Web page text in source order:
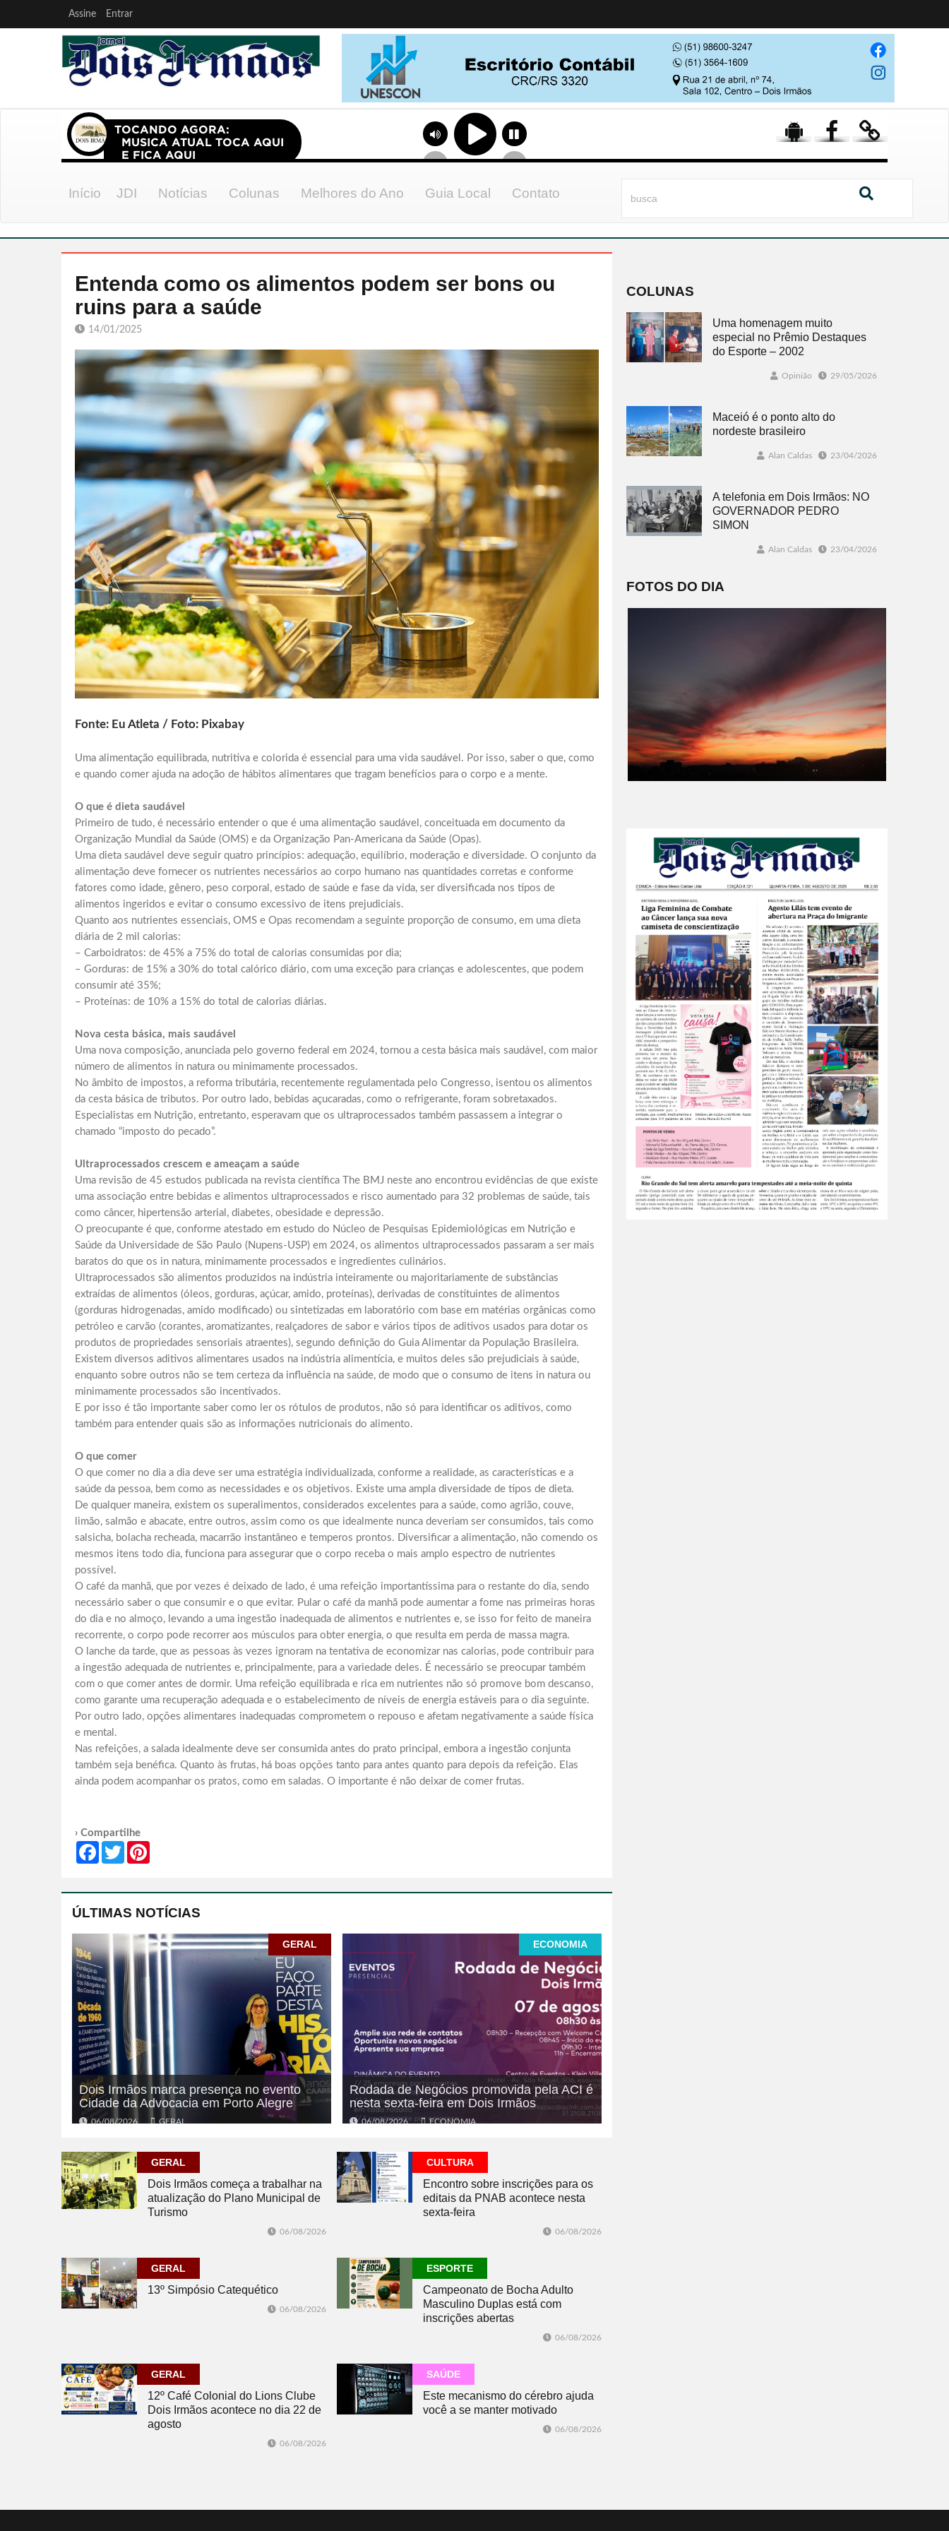
Assine Entrar
Início JDI Notícias Colunas Melhores do Ano Guia Local Contato
Entenda como os alimentos podem ser bons ou
ruins para a saúde
14/01/2025
Fonte: Eu Atleta / Foto: Pixabay
Uma alimentação equilibrada, nutritiva e colorida é essencial para uma vida saudável. Por isso, saber o que, como
e quando comer ajuda na adoção de hábitos alimentares que tragam benefícios para o corpo e a mente.
O que é dieta saudável
Primeiro de tudo, é necessário entender o que é uma alimentação saudável, conceituada em documento da
Organização Mundial da Saúde (OMS) e da Organização Pan-Americana da Saúde (Opas).
Uma dieta saudável deve seguir quatro princípios: adequação, equilíbrio, moderação e diversidade. O conjunto da
alimentação deve fornecer os nutrientes necessários ao corpo humano nas quantidades corretas e conforme
fatores como idade, gênero, peso corporal, estado de saúde e fase da vida, ser diversificada nos tipos de
alimentos ingeridos e evitar o consumo excessivo de itens prejudiciais.
Quanto aos nutrientes essenciais, OMS e Opas recomendam a seguinte proporção de consumo, em uma dieta
diária de 2 mil calorias:
– Carboidratos: de 45% a 75% do total de calorias consumidas por dia;
– Gorduras: de 15% a 30% do total calórico diário, com uma exceção para crianças e adolescentes, que podem
consumir até 35%;
– Proteínas: de 10% a 15% do total de calorias diárias.
Nova cesta básica, mais saudável
Uma nova composição, anunciada pelo governo federal em 2024, tornou a cesta básica mais saudável, com maior
número de alimentos in natura ou minimamente processados.
No âmbito de impostos, a reforma tributária, recentemente regulamentada pelo Congresso, isentou os alimentos
da cesta básica de tributos. Por outro lado, bebidas açucaradas, como o refrigerante, foram sobretaxados.
Especialistas em Nutrição, entretanto, esperavam que os ultraprocessados também passassem a integrar o
chamado “imposto do pecado”.
Ultraprocessados crescem e ameaçam a saúde
Uma revisão de 45 estudos publicada na revista científica The BMJ neste ano encontrou evidências de que existe
uma associação entre bebidas e alimentos ultraprocessados e risco aumentado para 32 problemas de saúde, tais
como câncer, hipertensão arterial, diabetes, obesidade e depressão.
O preocupante é que, conforme atestado em estudo do Núcleo de Pesquisas Epidemiológicas em Nutrição e
Saúde da Universidade de São Paulo (Nupens-USP) em 2024, os alimentos ultraprocessados passaram a ser mais
baratos do que os in natura, minimamente processados e ingredientes culinários.
Ultraprocessados são alimentos produzidos na indústria inteiramente ou majoritariamente de substâncias
extraídas de alimentos (óleos, gorduras, açúcar, amido, proteínas), derivadas de constituintes de alimentos
(gorduras hidrogenadas, amido modificado) ou sintetizadas em laboratório com base em matérias orgânicas como
petróleo e carvão (corantes, aromatizantes, realçadores de sabor e vários tipos de aditivos usados para dotar os
produtos de propriedades sensoriais atraentes), segundo definição do Guia Alimentar da População Brasileira.
Existem diversos aditivos alimentares usados na indústria alimentícia, e muitos deles são prejudiciais à saúde,
enquanto sobre outros não se tem certeza da influência na saúde, de modo que o consumo de itens in natura ou
minimamente processados são incentivados.
E por isso é tão importante saber como ler os rótulos de produtos, não só para identificar os aditivos, como
também para entender quais são as informações nutricionais do alimento.
O que comer
O que comer no dia a dia deve ser uma estratégia individualizada, conforme a realidade, as características e a
saúde da pessoa, bem como as necessidades e os objetivos. Existe uma ampla diversidade de tipos de dieta.
De qualquer maneira, existem os superalimentos, considerados excelentes para a saúde, como agrião, couve,
limão, salmão e abacate, entre outros, assim como os que idealmente nunca deveriam ser consumidos, tais como
salsicha, bolacha recheada, macarrão instantâneo e temperos prontos. Diversificar a alimentação, não comendo os
mesmos itens todo dia, funciona para assegurar que o corpo receba o mais amplo espectro de nutrientes
possível.
O café da manhã, que por vezes é deixado de lado, é uma refeição importantíssima para o restante do dia, sendo
necessário saber o que consumir e o que evitar. Pular o café da manhã pode aumentar a fome nas primeiras horas
do dia e no almoço, levando a uma ingestão inadequada de alimentos e nutrientes e, se isso for feito de maneira
recorrente, o corpo pode recorrer aos músculos para obter energia, o que resulta em perda de massa magra.
O lanche da tarde, que as pessoas às vezes ignoram na tentativa de economizar nas calorias, pode contribuir para
a ingestão adequada de nutrientes e, principalmente, para a variedade deles. É necessário se preocupar também
com o que comer antes de dormir. Uma refeição equilibrada e rica em nutrientes não só promove bom descanso,
como garante uma recuperação adequada e o estabelecimento de níveis de energia estáveis para o dia seguinte.
Por outro lado, opções alimentares inadequadas comprometem o repouso e afetam negativamente a saúde física
e mental.
Nas refeições, a salada idealmente deve ser consumida antes do prato principal, embora a ingestão conjunta
também seja benéfica. Quanto às frutas, há boas opções tanto para antes quanto para depois da refeição. Elas
ainda podem acompanhar os pratos, como em saladas. O importante é não deixar de comer frutas.
› Compartilhe
FacebookTwitter
ÚLTIMAS NOTÍCIAS
GERAL
Dois Irmãos marca presença no evento
Cidade da Advocacia em Porto Alegre
06/08/2026 GERAL
ECONOMIA
Rodada de Negócios promovida pela ACI é
nesta sexta-feira em Dois Irmãos
06/08/2026 ECONOMIA
GERAL
Dois Irmãos começa a trabalhar na
atualização do Plano Municipal de
Turismo
06/08/2026
CULTURA
Encontro sobre inscrições para os
editais da PNAB acontece nesta
sexta-feira
06/08/2026
GERAL
13º Simpósio Catequético
06/08/2026
ESPORTE
Campeonato de Bocha Adulto
Masculino Duplas está com
inscrições abertas
06/08/2026
GERAL
12º Café Colonial do Lions Clube
Dois Irmãos acontece no dia 22 de
agosto
06/08/2026
SAÚDE
Este mecanismo do cérebro ajuda
você a se manter motivado
06/08/2026
COLUNAS
Uma homenagem muito
especial no Prêmio Destaques
do Esporte – 2002
Opinião 29/05/2026
Maceió é o ponto alto do
nordeste brasileiro
Alan Caldas 23/04/2026
A telefonia em Dois Irmãos: NO
GOVERNADOR PEDRO
SIMON
Alan Caldas 23/04/2026
FOTOS DO DIA